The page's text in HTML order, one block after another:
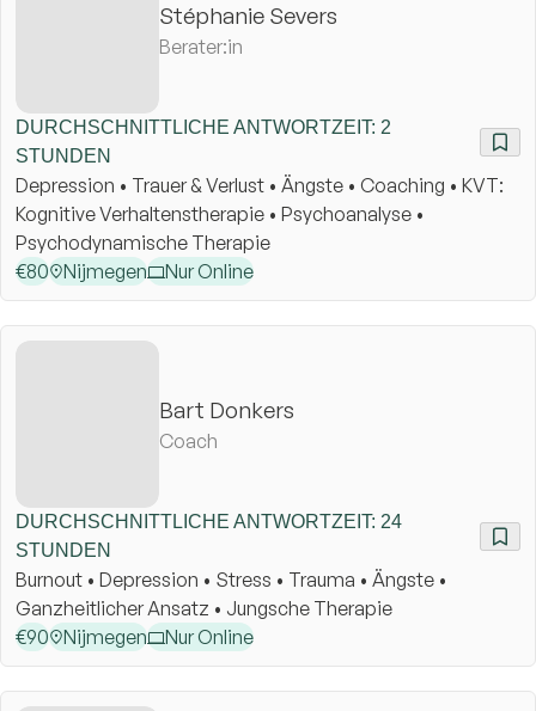
Stéphanie Severs
Berater:in
DURCHSCHNITTLICHE ANTWORTZEIT: 2
STUNDEN
Depression • Trauer & Verlust • Ängste • Coaching • KVT:
Kognitive Verhaltenstherapie • Psychoanalyse •
Psychodynamische Therapie
€80 Nijmegen Nur Online
Bart Donkers
Coach
DURCHSCHNITTLICHE ANTWORTZEIT: 24
STUNDEN
Burnout • Depression • Stress • Trauma • Ängste •
Ganzheitlicher Ansatz • Jungsche Therapie
€90 Nijmegen Nur Online